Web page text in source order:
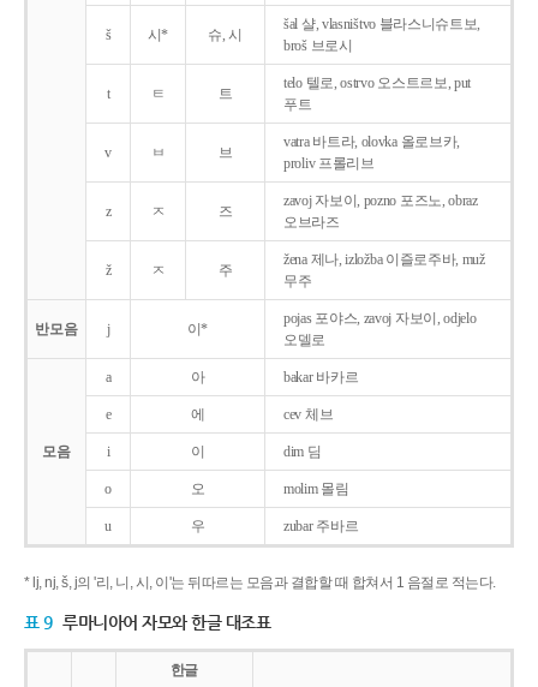
š 시* 슈, 시
šal 샬, vlasništvo 블라스니슈트보,
broš 브로시
t ㅌ 트
telo 텔로, ostrvo 오스트르보, put
푸트
v ㅂ 브
vatra 바트라, olovka 올로브카,
proliv 프롤리브
z ㅈ 즈
zavoj 자보이, pozno 포즈노, obraz
오브라즈
ž ㅈ 주
žena 제나, izložba 이즐로주바, muž
무주
반모음 j 이*
pojas 포야스, zavoj 자보이, odjelo
오델로
모음
a 아 bakar 바카르
e 에 cev 체브
i 이 dim 딤
o 오 molim 몰림
u 우 zubar 주바르
* lj, nj, š, j의 '리, 니, 시, 이'는 뒤따르는 모음과 결합할 때 합쳐서 1 음절로 적는다.
표 9 루마니아어 자모와 한글 대조표
한글